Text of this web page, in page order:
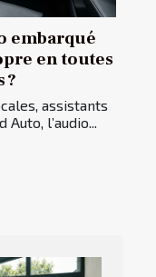
embarqué
en toutes
?
assistants
l’audio...